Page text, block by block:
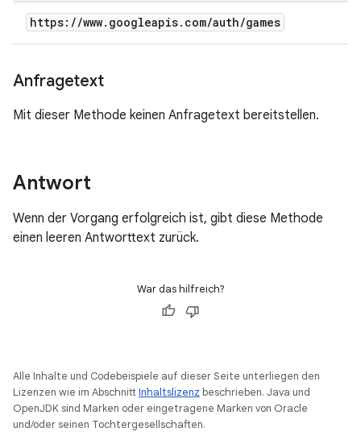
https: //www. googleapis. com/auth/games
Anfragetext
Mit dieser Methode keinen Anfragetext bereitstellen.
Antwort
Wenn der Vorgang erfolgreich ist, gibt diese Methode
einen leeren Antworttext zurück.
War das hilfreich?
Alle Inhalte und Codebeispiele auf dieser Seite unterliegen den
Lizenzen wie im AbschnittInhaltslizenz beschrieben. Java und
OpenJDK sind Marken oder eingetragene Marken von Oracle
und/oder seinen Tochtergesellschaften.